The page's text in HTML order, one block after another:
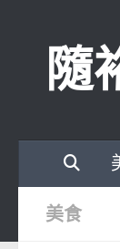
隨
美食